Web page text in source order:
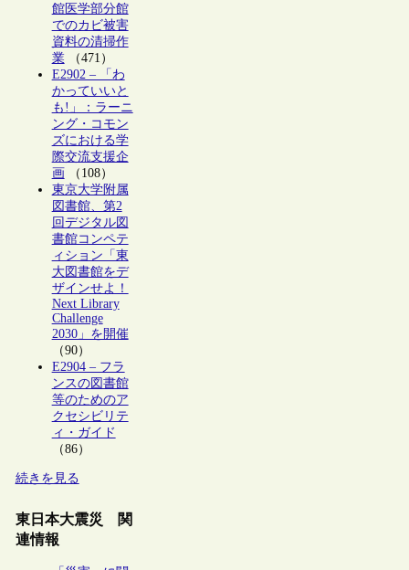
館医学部分館
でのカビ被害
資料の清掃作
業（471）
E2902 – 「わ
かっていいと
も!」：ラーニ
ング・コモン
ズにおける学
際交流支援企
画（108）
東京大学附属
図書館、第2
回デジタル図
書館コンペテ
ィション「東
大図書館をデ
ザインせよ！
Next Library
Challenge
2030」を開催
（90）
E2904 – フラ
ンスの図書館
等のためのア
クセシビリテ
ィ・ガイド
（86）
続きを見る
東日本大震災 関
連情報